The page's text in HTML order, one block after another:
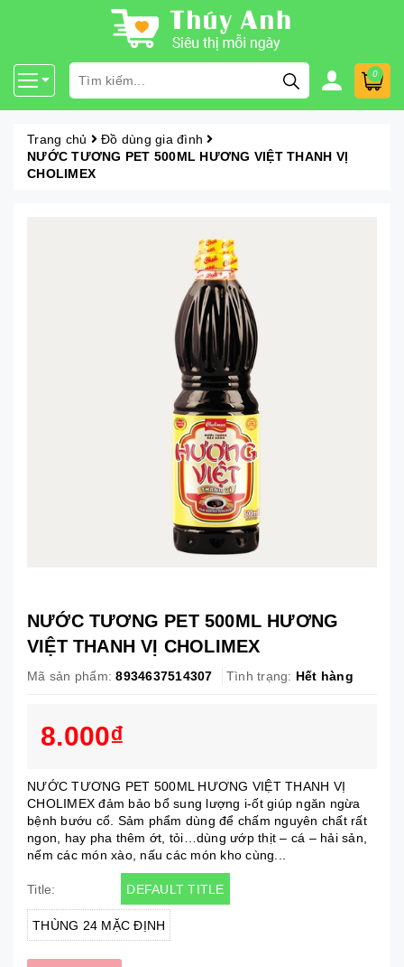
0
Trang chủ
Đồ dùng gia đình
NƯỚC TƯƠNG PET 500ML HƯƠNG VIỆT THANH VỊ
CHOLIMEX
NƯỚC TƯƠNG PET 500ML HƯƠNG
VIỆT THANH VỊ CHOLIMEX
Mã sản phẩm: 8934637514307 Tình trạng: Hết hàng
8.000₫
NƯỚC TƯƠNG PET 500ML HƯƠNG VIỆT THANH VỊ
CHOLIMEX đảm bảo bổ sung lượng i-ốt giúp ngăn ngừa
bệnh bướu cổ. Sảm phẩm dùng để chấm nguyên chất rất
ngon, hay pha thêm ớt, tỏi…dùng ướp thịt – cá – hải sản,
nếm các món xào, nấu các món kho cùng...
Title: DEFAULT TITLE
THÙNG 24 MẶC ĐỊNH